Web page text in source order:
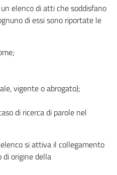
elenco di atti che soddisfano
di essi sono riportate le
vigente o abrogato);
di ricerca di parole nel
si attiva il collegamento
origine della